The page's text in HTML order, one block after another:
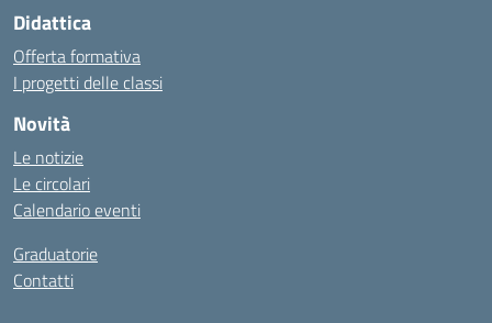
Didattica
Offerta formativa
I progetti delle classi
Novità
Le notizie
Le circolari
Calendario eventi
Graduatorie
Contatti